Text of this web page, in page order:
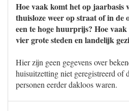
Hoe vaak komt het op jaarbasis
thuisloze weer op straat of in de
een te hoge huurprijs? Hoe
vier grote steden en landelijk
Hier zijn geen gegevens over
huisuitzetting niet geregistreerd of
personen eerder dakloos waren.